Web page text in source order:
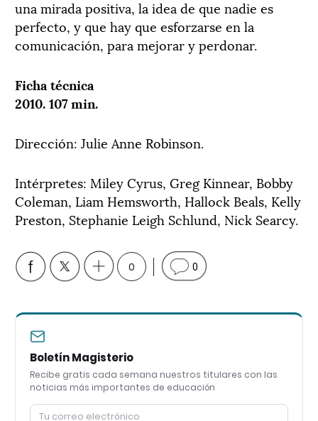
una mirada positiva, la idea de que nadie es
perfecto, y que hay que esforzarse en la
comunicación, para mejorar y perdonar.
Ficha técnica
2010. 107 min.
Dirección: Julie Anne Robinson.
Intérpretes: Miley Cyrus, Greg Kinnear, Bobby
Coleman, Liam Hemsworth, Hallock Beals, Kelly
Preston, Stephanie Leigh Schlund, Nick Searcy.
0 0
Boletín Magisterio
Recibe gratis cada semana nuestros titulares con las
noticias más importantes de educación